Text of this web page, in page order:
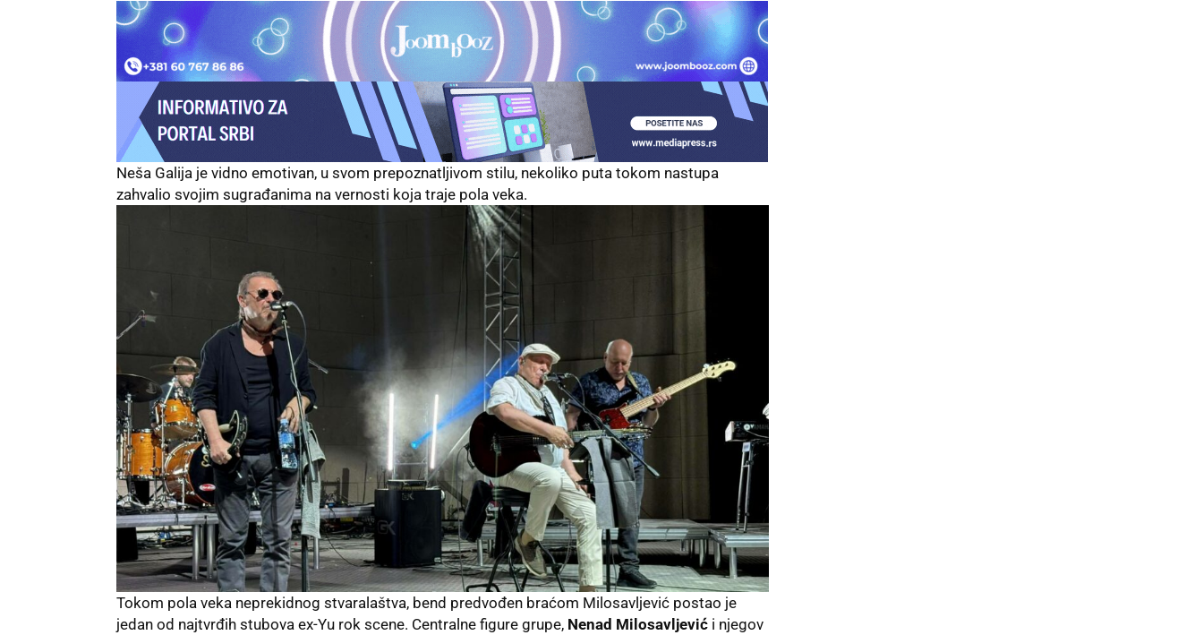
Neša Galija je vidno emotivan, u svom prepoznatljivom stilu, nekoliko puta tokom nastupa
zahvalio svojim sugrađanima na vernosti koja traje pola veka.
Tokom pola veka neprekidnog stvaralaštva, bend predvođen braćom Milosavljević postao je
jedan od najtvrđih stubova ex-Yu rok scene. Centralne figure grupe, Nenad Milosavljević i njegov